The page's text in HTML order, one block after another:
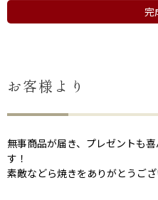
完
お客様より
無事商品が届き、プレゼントも
す！
素敵などら焼きをありがとうござ